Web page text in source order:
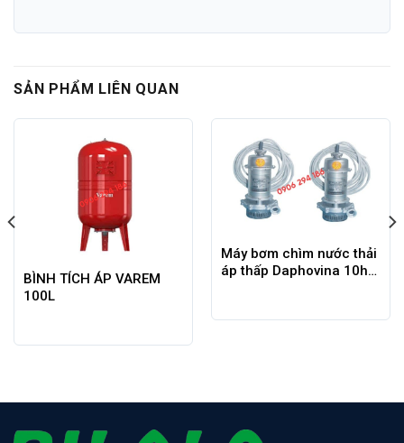
SẢN PHẨM LIÊN QUAN
BÌNH TÍCH ÁP VAREM
100L
Máy bơm chìm nước thải
áp thấp Daphovina 10hp